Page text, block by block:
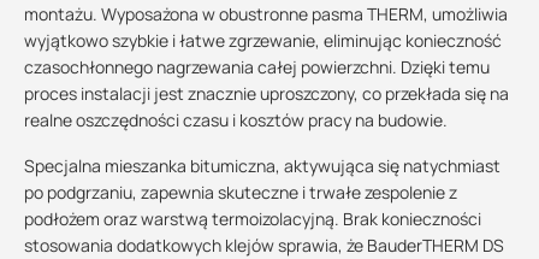
montażu. Wyposażona w obustronne pasma THERM, umożliwia
wyjątkowo szybkie i łatwe zgrzewanie, eliminując konieczność
czasochłonnego nagrzewania całej powierzchni. Dzięki temu
proces instalacji jest znacznie uproszczony, co przekłada się na
realne oszczędności czasu i kosztów pracy na budowie.
Specjalna mieszanka bitumiczna, aktywująca się natychmiast
po podgrzaniu, zapewnia skuteczne i trwałe zespolenie z
podłożem oraz warstwą termoizolacyjną. Brak konieczności
stosowania dodatkowych klejów sprawia, że BauderTHERM DS